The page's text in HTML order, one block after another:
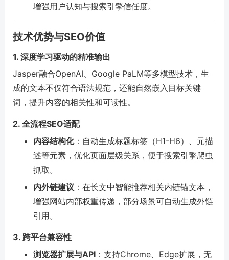
增强用户认知与搜索引擎信任度。
技术优势与SEO价值
1. 深度学习驱动的精准输出
Jasper融合OpenAI、Google PaLM等多模型技术，生
成的文本不仅符合语法规范，还能自然嵌入目标关键
词，提升内容的相关性和可读性。
2. 全流程SEO适配
内容结构化：自动生成标题标签（H1-H6）、元描
述等元素，优化页面层级关系，便于搜索引擎爬虫
抓取。
内外链建议 ：在长文中智能推荐相关内链锚文本，
增强网站内部权重传递，部分场景可自动生成外链
引用。
3. 跨平台兼容性
浏览器扩展与API ：支持Chrome、Edge扩展，无